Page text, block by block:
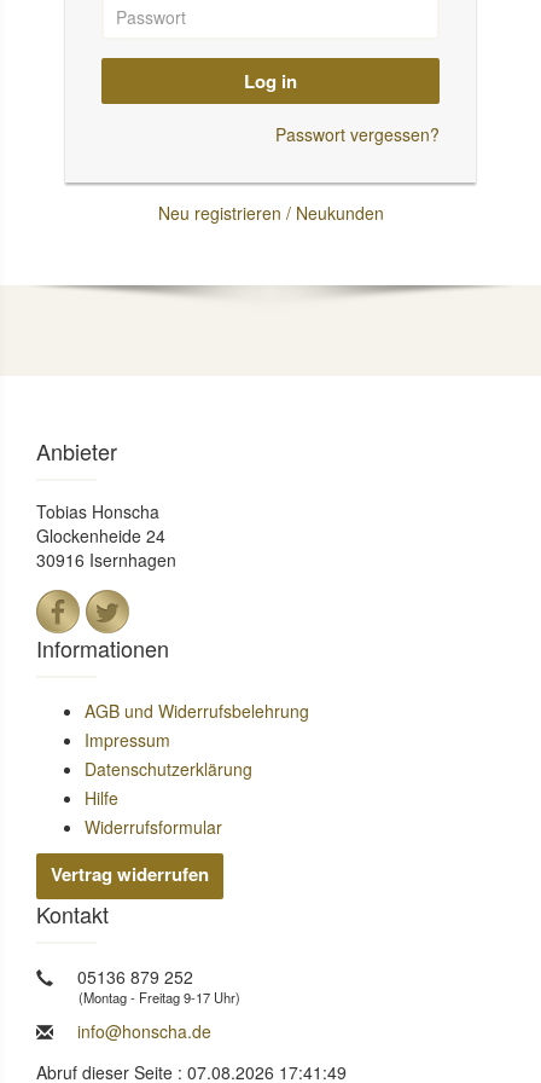
Log in
Passwort vergessen?
Neu registrieren / Neukunden
Anbieter
Tobias Honscha
Glockenheide 24
30916 Isernhagen
Informationen
AGB und Widerrufsbelehrung
Impressum
Datenschutzerklärung
Hilfe
Widerrufsformular
Vertrag widerrufen
Kontakt
05136 879 252
(Montag - Freitag 9-17 Uhr)
info@honscha.de
Abruf dieser Seite : 07.08.2026 17:41:49